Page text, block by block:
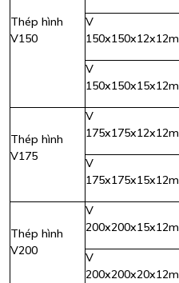
Thép hình
V150
V
150x150x12x12m
V
150x150x15x12m
Thép hình
V175
V
175x175x12x12m
V
175x175x15x12m
Thép hình
V200
V
200x200x15x12m
V
200x200x20x12m